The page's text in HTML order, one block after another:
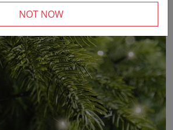
NOT NOW